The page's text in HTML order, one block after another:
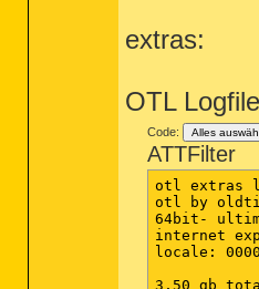
mod -
mod -
mod -
mod -
mod -
srv: 64bit: -
srv:64bit: -
srv -
srv -
extras:
OTL
Code: Alles
ATTFilter
otl extras
otl by
64bit-
internet
locale:
3,50 gb